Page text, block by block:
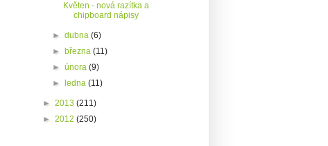
Květen - nová razítka a
chipboard nápisy
►dubna(6)
► března(11)
►února(9)
►
ledna(11)
► 2013 (211)
► 2012 (250)